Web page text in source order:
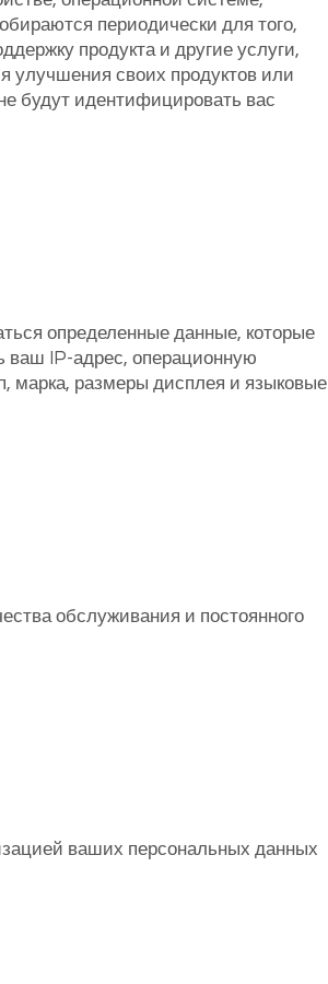
периодически для того,
продукта и другие услуги,
улучшения своих продуктов или
будут идентифицировать вас
определенные данные, которые
ваш IP-адрес, операционную
марка, размеры дисплея и языковые
обслуживания и постоянного
ваших персональных данных